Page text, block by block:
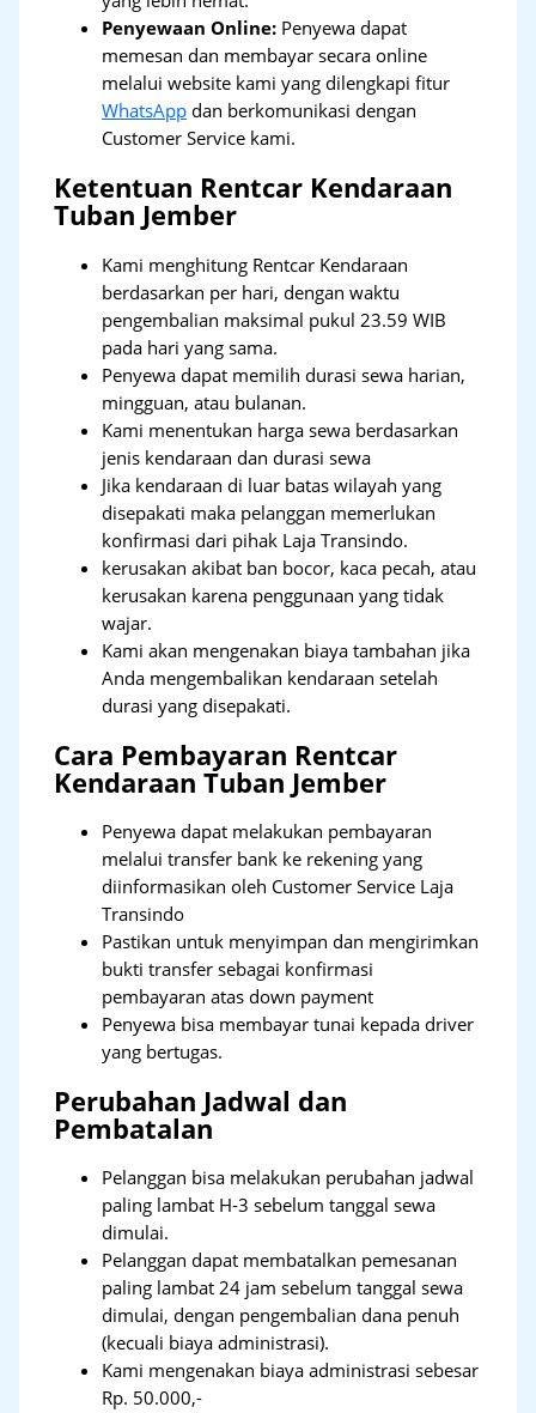
Penyewaan Online: Penyewa dapat
memesan dan membayar secara online
melalui website kami yang dilengkapi fitur
WhatsApp dan berkomunikasi dengan
Customer Service kami.
Ketentuan Rentcar Kendaraan
Tuban Jember
Kami menghitung Rentcar Kendaraan
berdasarkan per hari, dengan waktu
pengembalian maksimal pukul 23.59 WIB
pada hari yang sama.
Penyewa dapat memilih durasi sewa harian,
mingguan, atau bulanan.
Kami menentukan harga sewa berdasarkan
jenis kendaraan dan durasi sewa
Jika kendaraan di luar batas wilayah yang
disepakati maka pelanggan memerlukan
konfirmasi dari pihak Laja Transindo.
kerusakan akibat ban bocor, kaca pecah, atau
kerusakan karena penggunaan yang tidak
wajar.
Kami akan mengenakan biaya tambahan jika
Anda mengembalikan kendaraan setelah
durasi yang disepakati.
Cara Pembayaran Rentcar
Kendaraan Tuban Jember
Penyewa dapat melakukan pembayaran
melalui transfer bank ke rekening yang
diinformasikan oleh Customer Service Laja
Transindo
Pastikan untuk menyimpan dan mengirimkan
bukti transfer sebagai konfirmasi
pembayaran atas down payment
Penyewa bisa membayar tunai kepada driver
yang bertugas.
Perubahan Jadwal dan
Pembatalan
Pelanggan bisa melakukan perubahan jadwal
paling lambat H-3 sebelum tanggal sewa
dimulai.
Pelanggan dapat membatalkan pemesanan
paling lambat 24 jam sebelum tanggal sewa
dimulai, dengan pengembalian dana penuh
(kecuali biaya administrasi).
Kami mengenakan biaya administrasi sebesar
Rp. 50.000,-